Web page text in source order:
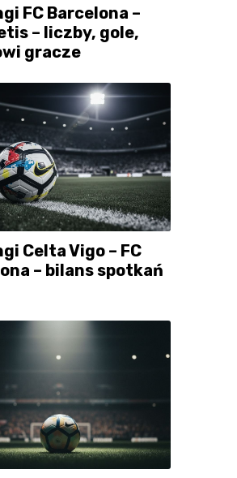
FC Barcelona –
– liczby, gole,
gracze
Celta Vigo – FC
– bilans spotkań